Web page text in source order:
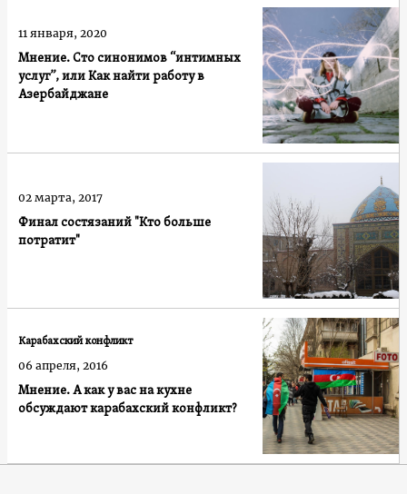
Мнение. Сто синонимов “интимных
услуг”, или Как найти работу в
Азербайджане
11 января, 2020
Финал состязаний "Кто больше
потратит"
02 марта, 2017
Мнение. А как у вас на кухне
обсуждают карабахский конфликт?
Карабахский конфликт
06 апреля, 2016